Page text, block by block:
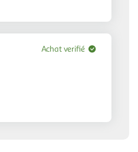
Achat verifié